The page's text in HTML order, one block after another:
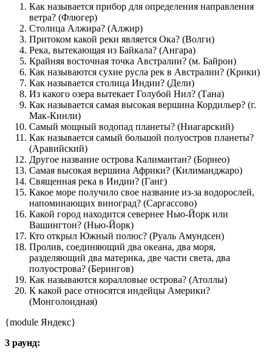
Как называется прибор для определения направления
ветра? (Флюгер)
Столица Алжира? (Алжир)
Притоком какой реки является Ока? (Волги)
Река, вытекающая из Байкала? (Ангара)
Крайняя восточная точка Австралии? (м. Байрон)
Как называются сухие русла рек в Австралии? (Крики)
Как называется столица Индии? (Дели)
Из какого озера вытекает Голубой Нил? (Тана)
Как называется самая высокая вершина Кордильер? (г.
Мак-Кинли)
Самый мощный водопад планеты? (Ниагарский)
Как называется самый большой полуостров планеты?
(Аравийский)
Другое название острова Калимантан? (Борнео)
Самая высокая вершина Африки? (Килиманджаро)
Священная река в Индии? (Ганг)
Какое море получило свое название из-за водорослей,
напоминающих виноград? (Саргассово)
Какой город находится севернее Нью-Йорк или
Вашингтон? (Нью-Йорк)
Кто открыл Южный полюс? (Руаль Амундсен)
Пролив, соединяющий два океана, два моря,
разделяющий два материка, две части света, два
полуострова? (Берингов)
Как называются коралловые острова? (Атоллы)
К какой расе относятся индейцы Америки?
(Монголоидная)
{module Яндекс}
3 раунд: